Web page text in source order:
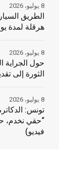
هرقلة لمدة
8 يوليو، 2026
حول الجراية
الثورة إلى
8 يوليو، 2026
تونس:
فيديو)
8 يوليو، 2026